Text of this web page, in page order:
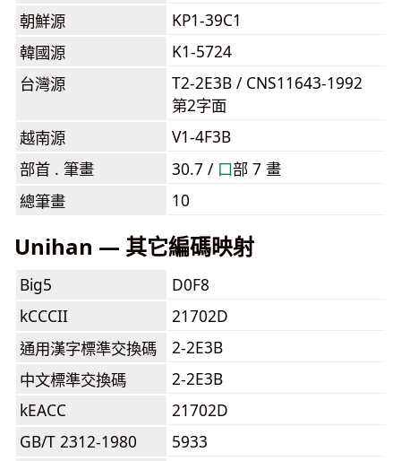
朝鮮源
KP1-39C1
韓國源
K1-5724
台灣源
T2-2E3B / CNS11643-1992
第2字面
越南源
V1-4F3B
部首 . 筆畫
30.7 / ⼝部 7 畫
總筆畫
10
Unihan — 其它編碼映射
Big5
D0F8
kCCCII
21702D
通用漢字標準交換碼
2-2E3B
中文標準交換碼
2-2E3B
kEACC
21702D
GB/T 2312-1980
5933